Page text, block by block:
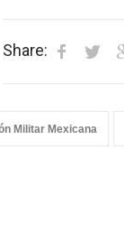
Share:
Militar Mexicana